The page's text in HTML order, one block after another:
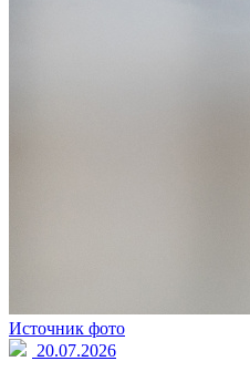
Источник фото
20.07.2026